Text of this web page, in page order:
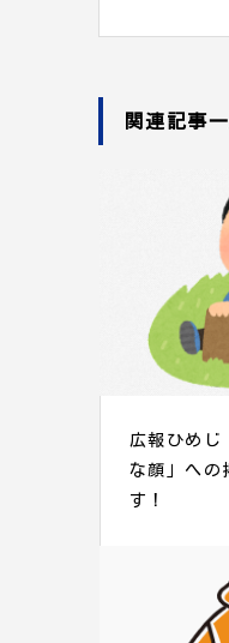
関連記事
広報ひめじ
な顔」への
す！